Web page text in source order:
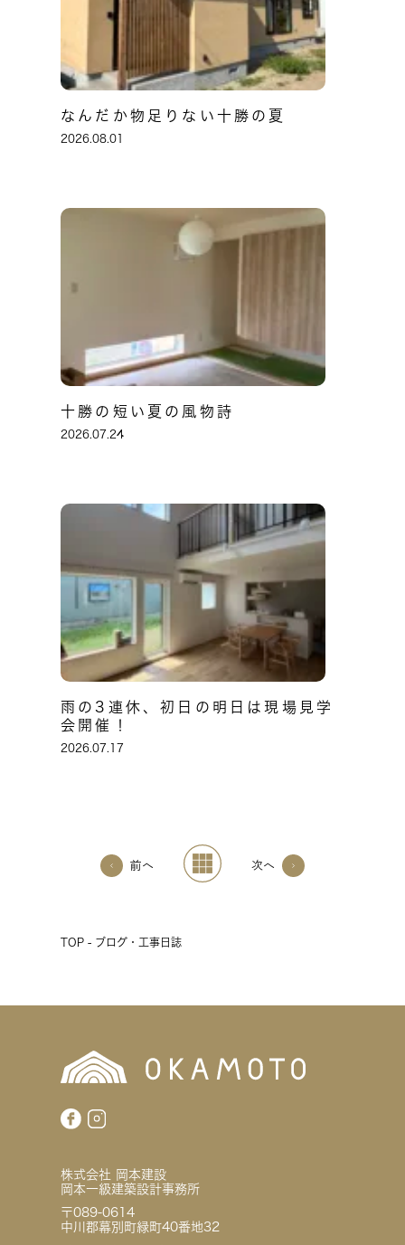
なんだか物足りない十勝の夏
2026.08.01
十勝の短い夏の風物詩
2026.07.24
雨の3連休、初日の明日は現場見学
会開催！
2026.07.17
前へ 次へ
TOP - ブログ・工事日誌
株式会社 岡本建設
岡本一級建築設計事務所
〒089-0614
中川郡幕別町緑町40番地32